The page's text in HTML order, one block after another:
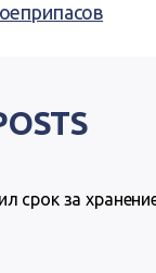
срок за